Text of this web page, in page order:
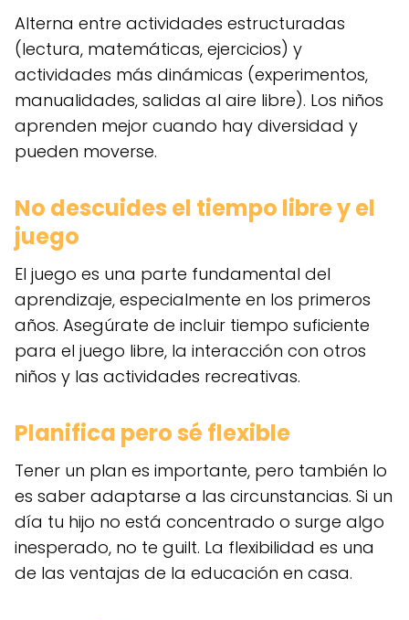
Alterna entre actividades estructuradas
(lectura, matemáticas, ejercicios) y
actividades más dinámicas (experimentos,
manualidades, salidas al aire libre). Los niños
aprenden mejor cuando hay diversidad y
pueden moverse.
No descuides el tiempo libre y el
juego
El juego es una parte fundamental del
aprendizaje, especialmente en los primeros
años. Asegúrate de incluir tiempo suficiente
para el juego libre, la interacción con otros
niños y las actividades recreativas.
Planifica pero sé flexible
Tener un plan es importante, pero también lo
es saber adaptarse a las circunstancias. Si un
día tu hijo no está concentrado o surge algo
inesperado, no te guilt. La flexibilidad es una
de las ventajas de la educación en casa.